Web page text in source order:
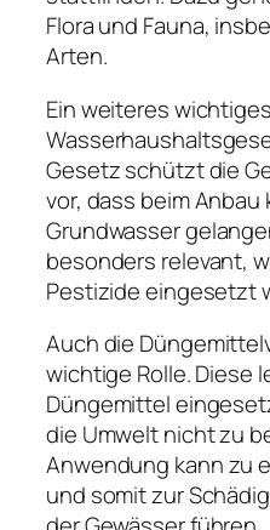
Flora und Fauna,
Arten.
Ein weiteres
Gesetz schützt die
vor, dass beim
Grundwasser
besonders relevant,
Pestizide eingesetzt
Auch die
wichtige Rolle. Diese
Düngemittel
die Umwelt nicht zu
Anwendung kann zu
und somit zur